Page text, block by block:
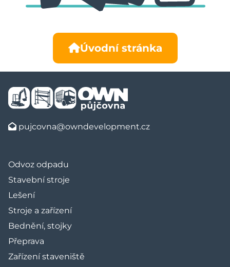
Úvodní stránka
pujcovna@owndevelopment.cz
Odvoz odpadu
Stavební stroje
Lešení
Stroje a zařízení
Bednění, stojky
Přeprava
Zařízení staveniště